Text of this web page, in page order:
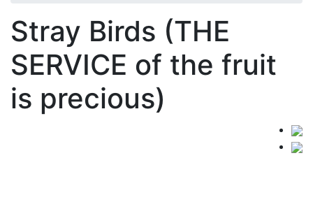
Stray Birds (THE
SERVICE of the fruit
is precious)